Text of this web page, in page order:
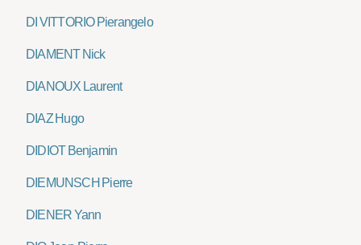
DI VITTORIO Pierangelo
DIAMENT Nick
DIANOUX Laurent
DIAZ Hugo
DIDIOT Benjamin
DIEMUNSCH Pierre
DIENER Yann